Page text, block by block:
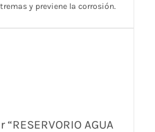
y previene la corrosión.
AGUA